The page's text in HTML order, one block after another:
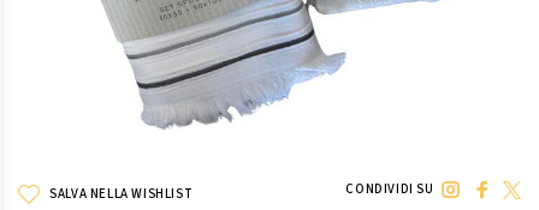
SALVA NELLA WISHLIST CONDIVIDI SU